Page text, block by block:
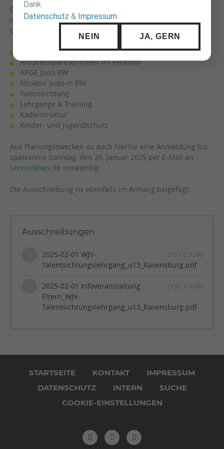
Die Eltern/Angehörige, der am WJV-Talentsichtungslehrgang
u13 teilnehmenden Judoka, erhalten hier Informationen zu
den folgenden Themen:
Ansprechpartner/innen im Verband
ARGE Judo BW
Struktur Judo in BW
Talentsichtung
Lehrgänge & Training
Kaderstruktur
Kinder- und Jugendschutz
Aus Planungszwecken ist auch hierfür eine Anmeldung bis
spätestens Sonntag, den 26. Januar 2025 per E-Mail an
service@wjv.de notwendig.
Die Ausschreibung ist ebenfalls im Anhang beigefügt.
Ausschreibungen
2025-02-01 WJV-
Talentsichtungslehrgang_u13_Ravensburg.pdf
(157,5 KiB)
2025-02-01 Infoveranstaltung
Eltern_WJV-
Talentsichtungslehrgang_u13_Ravensburg.pdf
(130,9 KiB)
überspringen
STARTSEITE KONTAKT
IMPRESSUM
DATENSCHUTZ
INTERN
SUCHE
COOKIE-EINSTELLUNGEN
Dank.
Datenschutz & Impressum
NEIN JA, GERN